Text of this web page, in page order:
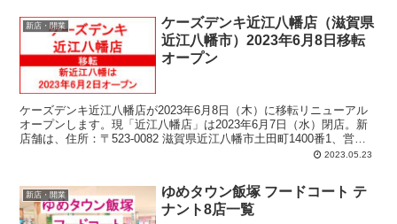
新店・開業
ケーズデンキ近江八幡店（滋賀県
近江八幡市）2023年6月8日移転
オープン
ケーズデンキ近江八幡店が2023年6月8日（木）に移転リニューアル
オープンします。現「近江八幡店」は2023年6月7日（水）閉店。新
店舗は、住所：〒523-0082 滋賀県近江八幡市土田町1400番1、営業
2023.05.23
新店・開業
ゆめタウン飯塚 フードコート テ
ナント8店一覧